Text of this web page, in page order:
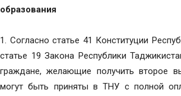
образования
1. Согласно статье 41 Конституции
статье 19 Закона Республики
граждане, желающие получить второе
могут быть приняты в ТНУ с полной